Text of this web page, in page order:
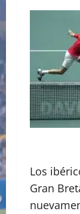
Los
Gran